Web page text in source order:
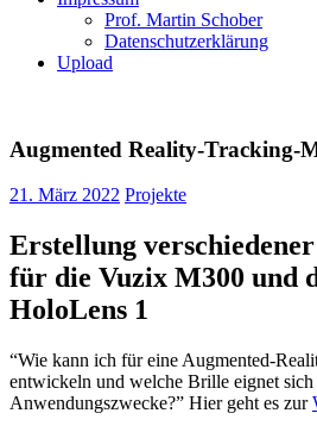
Prof. Martin Schober
Datenschutzerklärung
Upload
Augmented Reality-Tracking-
21. März 2022 Projekte
Erstellung
für die Vuzix M300 und
HoloLens 1
“Wie kann ich für eine Augmented-
entwickeln und welche Brille eignet
Anwendungszwecke?” Hier geht es zur